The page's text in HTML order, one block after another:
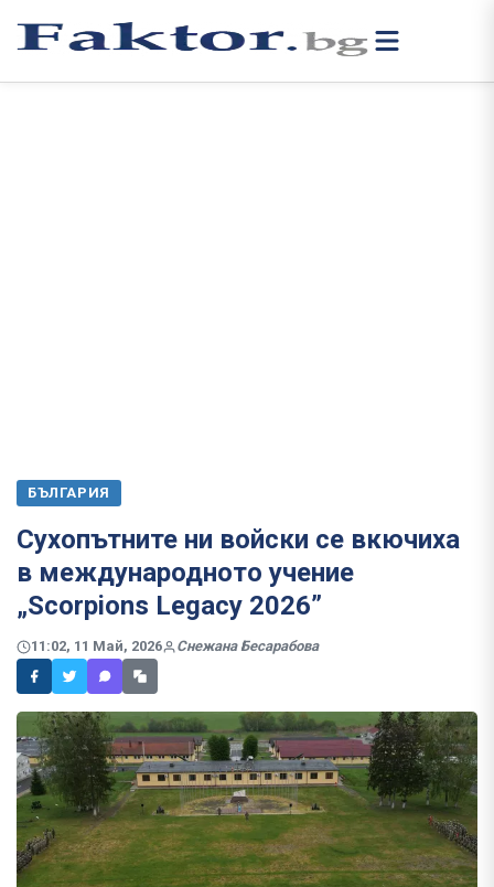
БЪЛГАРИЯ
Сухопътните ни войски се вкючиха
в международното учение
„Scorpions Legacy 2026”
11:02, 11 Май, 2026 Снежана Бесарабова